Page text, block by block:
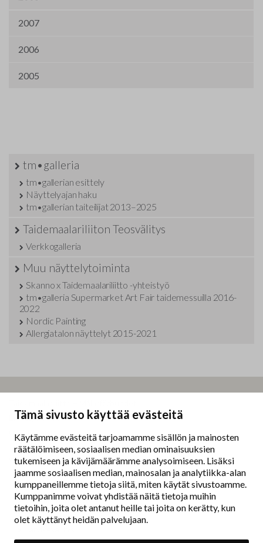
Tämä sivusto käyttää evästeitä
Käytämme evästeitä tarjoamamme sisällön ja mainosten
räätälöimiseen, sosiaalisen median ominaisuuksien
tukemiseen ja kävijämäärämme analysoimiseen. Lisäksi
jaamme sosiaalisen median, mainosalan ja analytiikka-alan
kumppaneillemme tietoja siitä, miten käytät sivustoamme.
Kumppanimme voivat yhdistää näitä tietoja muihin
tietoihin, joita olet antanut heille tai joita on kerätty, kun
olet käyttänyt heidän palvelujaan.
2007
2006
2005
tm•galleria
tm•gallerian esittely
Näyttelyajan haku
tm•gallerian taiteilijat 2013–2025
Taidemaalariliiton Teosvälitys
Verkkogalleria
Muu näyttelytoiminta
Skanno x Taidemaalariliitto -yhteistyö
tm•galleria Supermarket Art Fair taidemessuilla 2016-
2022
Nordic Painting
Allergiatalon näyttelyt 2015-2021
Erottajankatu 9 B
00130 Helsinki
www.painters.fi
Näyttelytoiminta
tm•gallerian esittely
Muu näyttelytoiminta